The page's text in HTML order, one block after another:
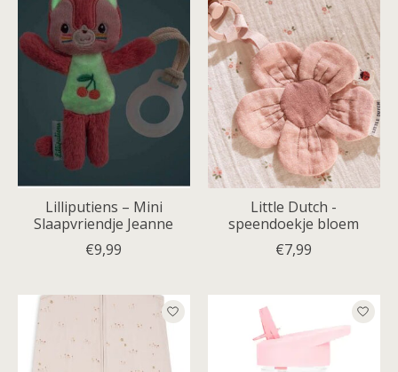
Lilliputiens – Mini
Slaapvriendje Jeanne
€9,99
Little Dutch -
speendoekje bloem
€7,99